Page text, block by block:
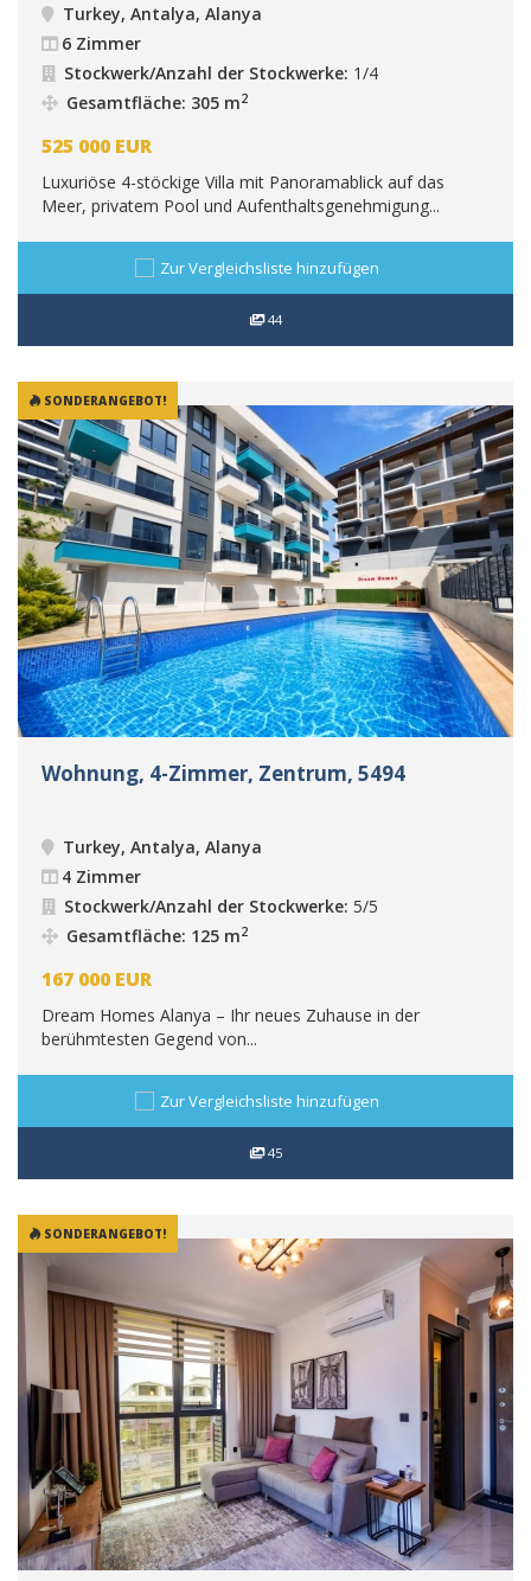
Turkey, Antalya, Alanya
6 Zimmer
Stockwerk/Anzahl der Stockwerke: 1/4
Gesamtfläche: 305 m2
525 000 EUR
Luxuriöse 4-stöckige Villa mit Panoramablick auf das
Meer, privatem Pool und Aufenthaltsgenehmigung...
Zur Vergleichsliste hinzufügen
44
SONDERANGEBOT!
Wohnung, 4-Zimmer, Zentrum, 5494
Turkey, Antalya, Alanya
4 Zimmer
Stockwerk/Anzahl der Stockwerke: 5/5
Gesamtfläche: 125 m2
167 000 EUR
Dream Homes Alanya – Ihr neues Zuhause in der
berühmtesten Gegend von...
Zur Vergleichsliste hinzufügen
45
SONDERANGEBOT!